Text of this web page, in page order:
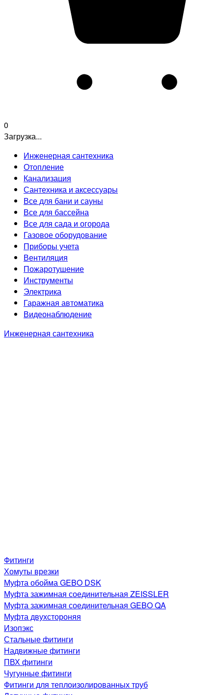
0
Загрузка...
Инженерная сантехника
Отопление
Канализация
Сантехника и аксессуары
Все для бани и сауны
Все для бассейна
Все для сада и огорода
Газовое оборудование
Приборы учета
Вентиляция
Пожаротушение
Инструменты
Электрика
Гаражная автоматика
Видеонаблюдение
Инженерная сантехника
Фитинги
Хомуты врезки
Муфта обойма GEBO DSK
Муфта зажимная соединительная ZEISSLER
Муфта зажимная соединительная GEBO QA
Муфта двухстороняя
Изопэкс
Стальные фитинги
Надвижные фитинги
ПВХ фитинги
Чугунные фитинги
Фитинги для теплоизолированных труб